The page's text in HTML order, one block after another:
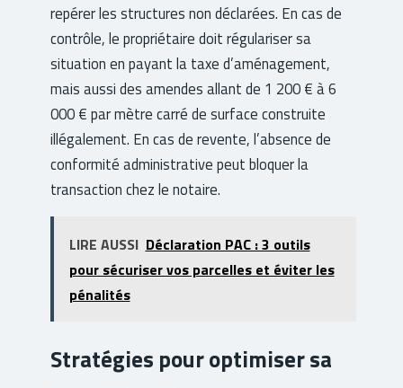
repérer les structures non déclarées. En cas de
contrôle, le propriétaire doit régulariser sa
situation en payant la taxe d’aménagement,
mais aussi des amendes allant de 1 200 € à 6
000 € par mètre carré de surface construite
illégalement. En cas de revente, l’absence de
conformité administrative peut bloquer la
transaction chez le notaire.
LIRE AUSSI Déclaration PAC : 3 outils
pour sécuriser vos parcelles et éviter les
pénalités
Stratégies pour optimiser sa